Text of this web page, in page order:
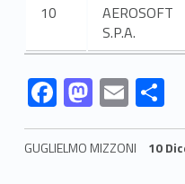
10
AEROSOFT
S.P.A.
Link identifier #identifier__178205-1 F
ac
e
Link identifier #identifier__18186-2 M
as
to
Link identifier #identifier__121906-3 E
m
ai
Link identifier #identifier__169568-4 C
o
n
GUGLIELMO MIZZONI 10